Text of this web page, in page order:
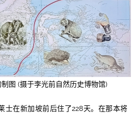
制图 (摄于李光前自然历史博物馆)
士在新加坡前后住了228天。在那本将